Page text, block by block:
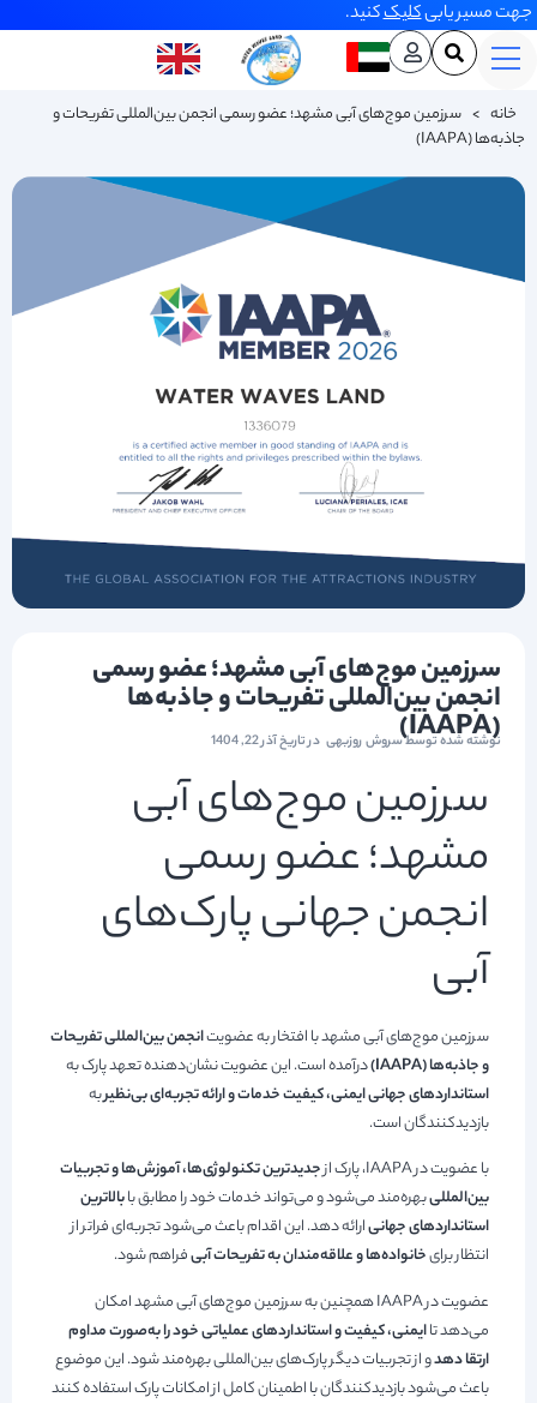
جهت مسیر یابیکلیککنید.
خانه > سرزمین موج‌های آبی مشهد؛ عضو رسمی انجمن بین‌المللی تفریحات و
جاذبه‌ها (IAAPA)
سرزمین موج‌های آبی مشهد؛ عضو رسمی
انجمن بین‌المللی تفریحات و جاذبه‌ها
(IAAPA)
نوشته شده توسطسروش روزبهی در تاریخآذر 22, 1404
سرزمین موج‌های آبی
مشهد؛ عضو رسمی
انجمن جهانی پارک‌های
آبی
سرزمین موج‌های آبی مشهد با افتخار به عضویتانجمن بین‌المللی تفریحات
و جاذبه‌ها (IAAPA)
درآمده است. این عضویت نشان‌دهنده تعهد پارک به
استانداردهای جهانی ایمنی، کیفیت خدمات و ارائه تجربه‌ای بی‌نظیربه
بازدیدکنندگان است.
با عضویت در IAAPA، پارک از
جدیدترین تکنولوژی‌ها، آموزش‌ها و تجربیات
بین‌المللیبهره‌مند می‌شود و می‌تواند خدمات خود را مطابق بابالاترین
استانداردهای جهانیارائه دهد. این اقدام باعث می‌شود تجربه‌ای فراتر از
انتظار برایخانواده‌ها و علاقه‌مندان به تفریحات آبیفراهم شود.
عضویت در IAAPA همچنین به سرزمین موج‌های آبی مشهد امکان
می‌دهد تاایمنی، کیفیت و استانداردهای عملیاتی خود را به‌صورت مداوم
ارتقا دهدو از تجربیات دیگر پارک‌های بین‌المللی بهره‌مند شود. این موضوع
باعث می‌شود بازدیدکنندگان با اطمینان کامل از امکانات پارک استفاده کنند